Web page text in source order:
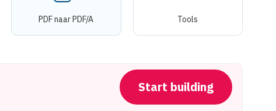
PDF naar PDF/A Tools
Start building